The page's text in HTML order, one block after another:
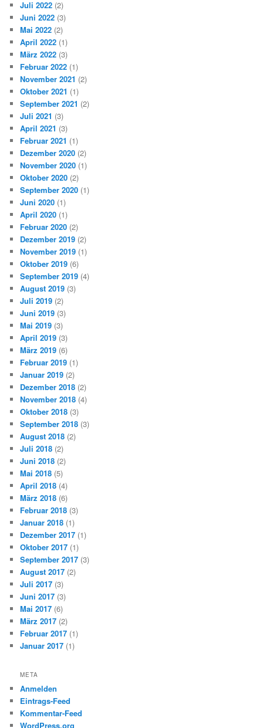
Juli 2022 (2)
Juni 2022 (3)
Mai 2022 (2)
April 2022 (1)
März 2022 (3)
Februar 2022 (1)
November 2021 (2)
Oktober 2021 (1)
September 2021 (2)
Juli 2021 (3)
April 2021 (3)
Februar 2021 (1)
Dezember 2020 (2)
November 2020 (1)
Oktober 2020 (2)
September 2020 (1)
Juni 2020 (1)
April 2020 (1)
Februar 2020 (2)
Dezember 2019 (2)
November 2019 (1)
Oktober 2019 (6)
September 2019 (4)
August 2019 (3)
Juli 2019 (2)
Juni 2019 (3)
Mai 2019 (3)
April 2019 (3)
März 2019 (6)
Februar 2019 (1)
Januar 2019 (2)
Dezember 2018 (2)
November 2018 (4)
Oktober 2018 (3)
September 2018 (3)
August 2018 (2)
Juli 2018 (2)
Juni 2018 (2)
Mai 2018 (5)
April 2018 (4)
März 2018 (6)
Februar 2018 (3)
Januar 2018 (1)
Dezember 2017 (1)
Oktober 2017 (1)
September 2017 (3)
August 2017 (2)
Juli 2017 (3)
Juni 2017 (3)
Mai 2017 (6)
März 2017 (2)
Februar 2017 (1)
Januar 2017 (1)
META
Anmelden
Eintrags-Feed
Kommentar-Feed
WordPress.org